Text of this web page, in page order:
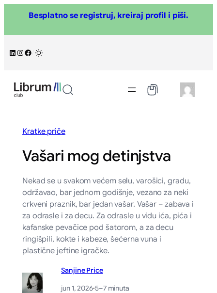
sadržaj
Besplatno se registruj, kreiraj profil i piši.
LinkedIn
Instagram
Facebook
Kratke priče
Vašari mog detinjstva
Nekad se u svakom većem selu, varošici, gradu,
održavao, bar jednom godišnje, vezano za neki
crkveni praznik, bar jedan vašar. Vašar – zabava i
za odrasle i za decu. Za odrasle u vidu ića, pića i
kafanske pevačice pod šatorom, a za decu
ringišpili, kokte i kabeze, šećerna vuna i
plastične jeftine igračke.
Sanjine Price
jun 1, 2026·5–7 minuta